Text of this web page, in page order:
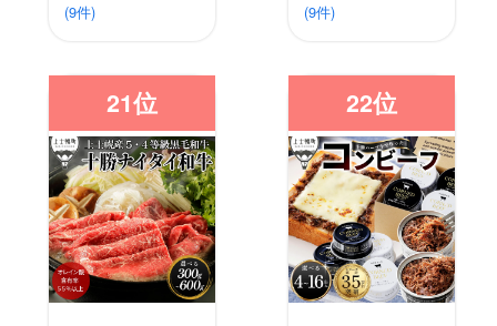
(9件) (9件)
21位 22位